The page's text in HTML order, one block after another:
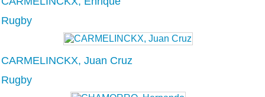
Rugby
CARMELINCKX, Juan Cruz
Rugby